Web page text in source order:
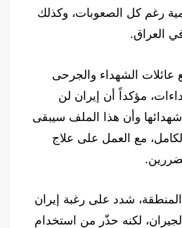
رغم كل الصعوبات، وكذلك
العراق.
الشهداء والجرحى
مؤكداً أن إيران لن
شهدائها وأن هذا الملف سيبقى
مع العمل على علاج
شدد على رغبة إيران
لكنه حذّر من استخدام